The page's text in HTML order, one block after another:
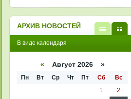
АРХИВ НОВОСТЕЙ
кален
списк
В виде календаря
« Август 2026 »
Пн Вт Ср Чт Пт Сб
Вс
1
2